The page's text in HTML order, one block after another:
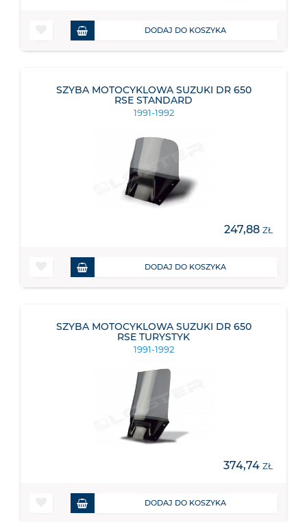
DODAJ DO KOSZYKA
SZYBA MOTOCYKLOWA SUZUKI DR 650
RSE STANDARD
1991-1992
247,88 ZŁ
DODAJ DO KOSZYKA
SZYBA MOTOCYKLOWA SUZUKI DR 650
RSE TURYSTYK
1991-1992
374,74 ZŁ
DODAJ DO KOSZYKA